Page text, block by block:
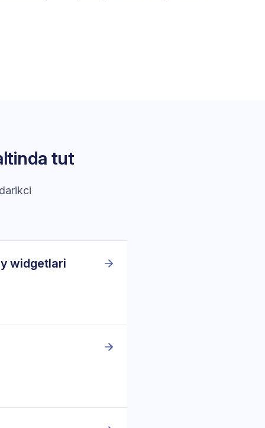
tut
widgetlari